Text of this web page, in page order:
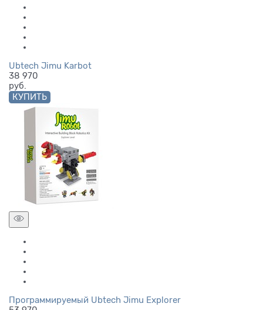
Ubtech Jimu Karbot
38 970
руб.
КУПИТЬ
Программируемый Ubtech Jimu Explorer